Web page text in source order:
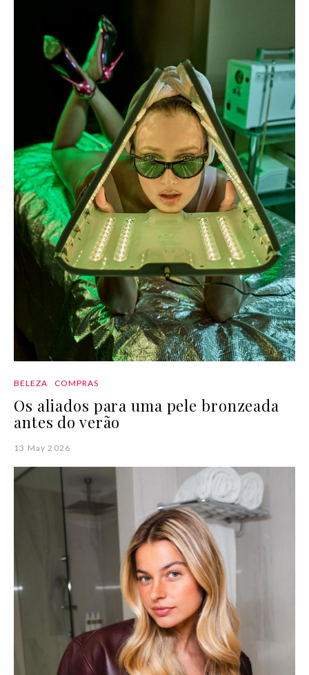
BELEZA COMPRAS
Os aliados para uma pele bronzeada
antes do verão
13 May 2026